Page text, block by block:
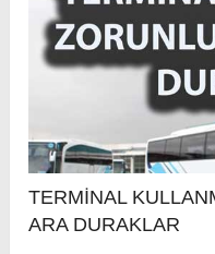
TERMİNAL
ARA DURAKLAR